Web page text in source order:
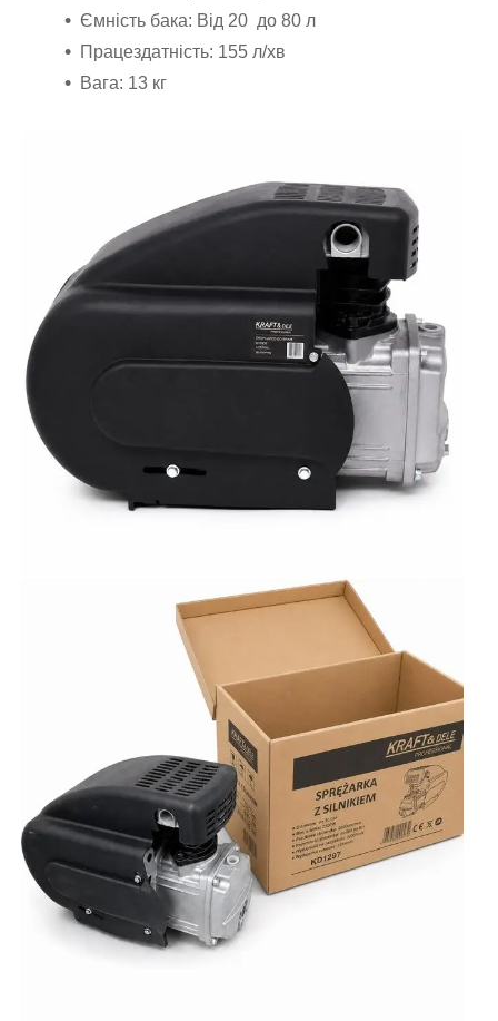
Ємність бака: Від 20 до 80 л
Працездатність: 155 л/хв
Вага: 13 кг